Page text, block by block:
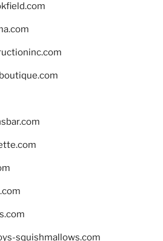
squishmallows.com